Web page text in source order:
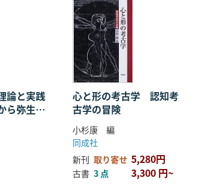
松本太郎)
規)
へ―(坂井秀弥)
果と課題(佐藤 信)
論と実践
ら弥生へ
のプロ
心と形の考古学 認知考
古学の冒険
小杉康 編
同成社
新刊 取り寄せ 5,280円
古書 3 点 3,300 円~